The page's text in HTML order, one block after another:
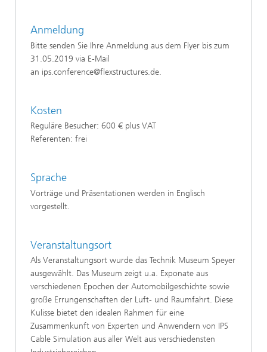
Anmeldung
Bitte senden Sie Ihre Anmeldung aus dem Flyer bis zum
31.05.2019 via E-Mail
an ips.conference@flexstructures.de.
Kosten
Reguläre Besucher: 600 € plus VAT
Referenten: frei
Sprache
Vorträge und Präsentationen werden in Englisch
vorgestellt.
Veranstaltungsort
Als Veranstaltungsort wurde das Technik Museum Speyer
ausgewählt. Das Museum zeigt u.a. Exponate aus
verschiedenen Epochen der Automobilgeschichte sowie
große Errungenschaften der Luft- und Raumfahrt. Diese
Kulisse bietet den idealen Rahmen für eine
Zusammenkunft von Experten und Anwendern von IPS
Cable Simulation aus aller Welt aus verschiedensten